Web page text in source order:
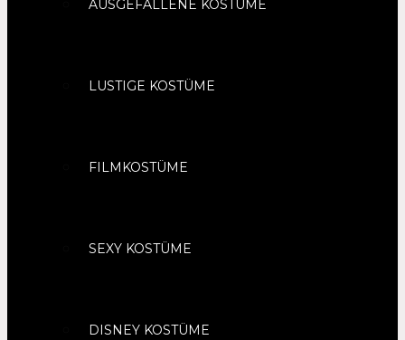
AUSGEFALLENE KOSTÜME
LUSTIGE KOSTÜME
FILMKOSTÜME
SEXY KOSTÜME
DISNEY KOSTÜME